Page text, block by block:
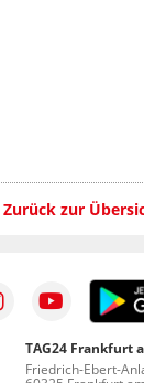
Zurück zur
TAG24 Frankfurt
Friedrich-Ebert-